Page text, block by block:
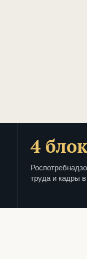
4
труда и кадры